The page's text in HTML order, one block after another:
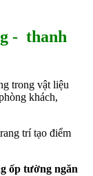
- thanh
trong vật liệu
khách,
trí tạo điểm
ốp tường ngăn